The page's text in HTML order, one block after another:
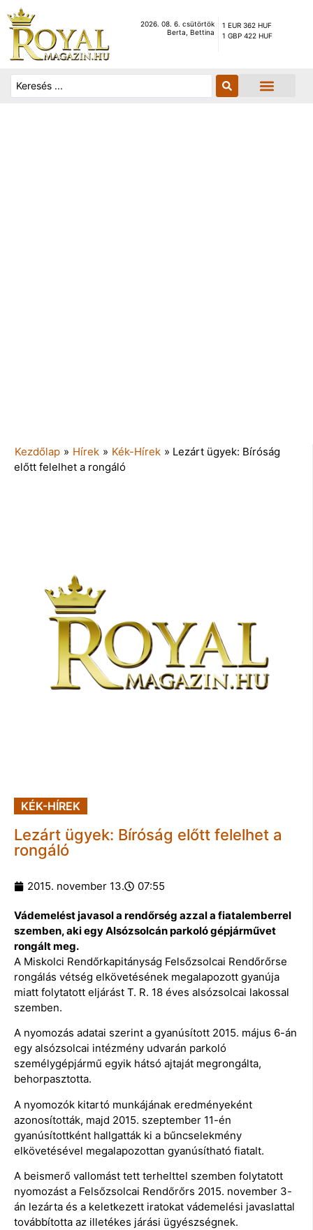
2026. 08. 6. csütörtök
Berta, Bettina
1 EUR 362 HUF
1 GBP 422 HUF
Kezdőlap » Hírek » Kék-Hírek » Lezárt ügyek: Bíróság
előtt felelhet a rongáló
KÉK-HÍREK
Lezárt ügyek: Bíróság előtt felelhet a
rongáló
2015. november 13. 07:55
Vádemelést javasol a rendőrség azzal a fiatalemberrel
szemben, aki egy Alsózsolcán parkoló gépjárművet
rongált meg.
A Miskolci Rendőrkapitányság Felsőzsolcai Rendőrőrse
rongálás vétség elkövetésének megalapozott gyanúja
miatt folytatott eljárást T. R. 18 éves alsózsolcai lakossal
szemben.
A nyomozás adatai szerint a gyanúsított 2015. május 6-án
egy alsózsolcai intézmény udvarán parkoló
személygépjármű egyik hátsó ajtaját megrongálta,
behorpasztotta.
A nyomozók kitartó munkájának eredményeként
azonosították, majd 2015. szeptember 11-én
gyanúsítottként hallgatták ki a bűncselekmény
elkövetésével megalapozottan gyanúsítható fiatalt.
A beismerő vallomást tett terhelttel szemben folytatott
nyomozást a Felsőzsolcai Rendőrőrs 2015. november 3-
án lezárta és a keletkezett iratokat vádemelési javaslattal
továbbította az illetékes járási ügyészségnek.